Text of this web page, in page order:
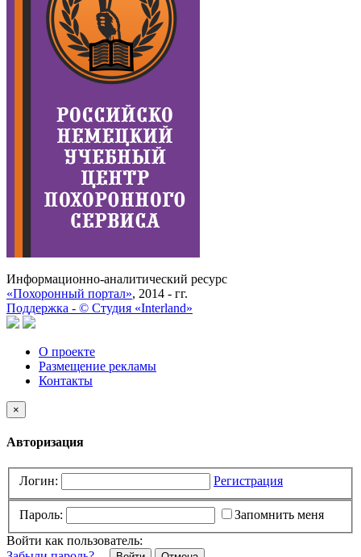
Информационно-аналитический ресурс
«Похоронный портал», 2014 - гг.
Поддержка - © Cтудия «Interland»
О проекте
Размещение рекламы
Контакты
×
Авторизация
Логин: Регистрация
Пароль:
Запомнить меня
Войти как пользователь: